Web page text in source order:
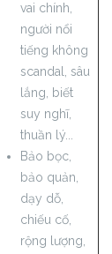
vai chính,
người nổi
tiếng không
scandal, sâu
lắng, biết
suy nghĩ,
thuần lý...
Bảo bọc,
bảo quản,
dạy dỗ,
chiếu cố,
rộng lượng,